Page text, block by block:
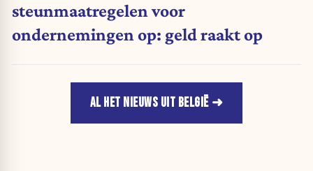
steunmaatregelen voor
ondernemingen op: geld raakt op
AL HET NIEUWS UIT BELGIË